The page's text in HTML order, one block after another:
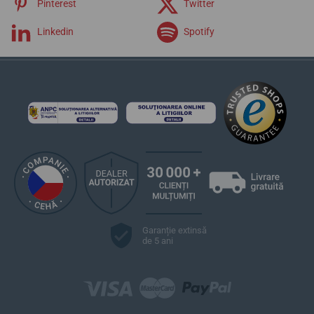
Pinterest Twitter
Linkedin Spotify
Garanție extinsă
de 5 ani